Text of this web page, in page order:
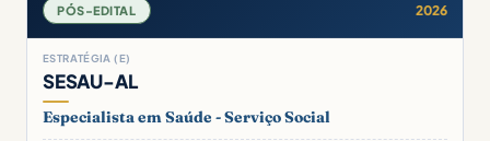
PÓS-EDITAL 2026
ESTRATÉGIA (E)
SESAU-AL
Especialista em Saúde - Serviço Social